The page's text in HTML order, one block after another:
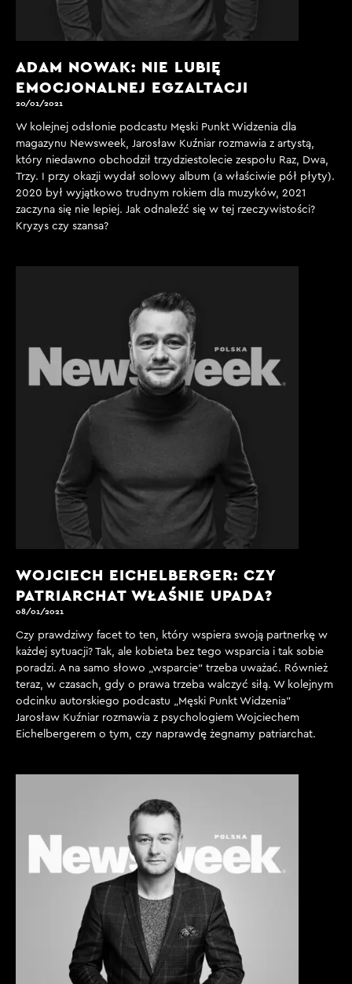
ADAM NOWAK: NIE LUBIĘ
EMOCJONALNEJ EGZALTACJI
20/01/2021
W kolejnej odsłonie podcastu Męski Punkt Widzenia dla
magazynu Newsweek, Jarosław Kuźniar rozmawia z artystą,
który niedawno obchodził trzydziestolecie zespołu Raz, Dwa,
Trzy. I przy okazji wydał solowy album (a właściwie pół płyty).
2020 był wyjątkowo trudnym rokiem dla muzyków, 2021
zaczyna się nie lepiej. Jak odnaleźć się w tej rzeczywistości?
Kryzys czy szansa?
WOJCIECH EICHELBERGER: CZY
PATRIARCHAT WŁAŚNIE UPADA?
08/01/2021
Czy prawdziwy facet to ten, który wspiera swoją partnerkę w
każdej sytuacji? Tak, ale kobieta bez tego wsparcia i tak sobie
poradzi. A na samo słowo „wsparcie“ trzeba uważać. Również
teraz, w czasach, gdy o prawa trzeba walczyć siłą. W kolejnym
odcinku autorskiego podcastu „Męski Punkt Widzenia”
Jarosław Kuźniar rozmawia z psychologiem Wojciechem
Eichelbergerem o tym, czy naprawdę żegnamy patriarchat.